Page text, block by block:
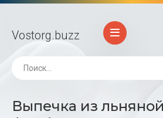
Vostorg.buzz
Выпечка из